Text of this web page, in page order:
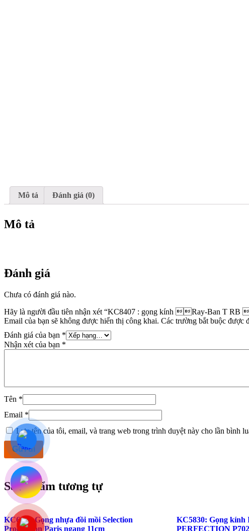
Mô tả Đánh giá (0)
Mô tả
Đánh giá
Chưa có đánh giá nào.
Hãy là người đầu tiên nhận xét “KC8407 : gọng kính Ray-Ban T RB
Email của bạn sẽ không được hiển thị công khai. Các trường bắt buộc được
Đánh giá của bạn *
Nhận xét của bạn *
Tên *
Email *
Lưu tên của tôi, email, và trang web trong trình duyệt này cho lần bình
Sản phẩm tương tự
KC662 : Gọng nhựa đồi mồi Selection
Production Paris ngang 11cm
KC5830: Gọng
PERFECTION